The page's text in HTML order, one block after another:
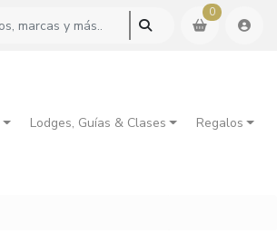
0
Lodges, Guías & Clases Regalos